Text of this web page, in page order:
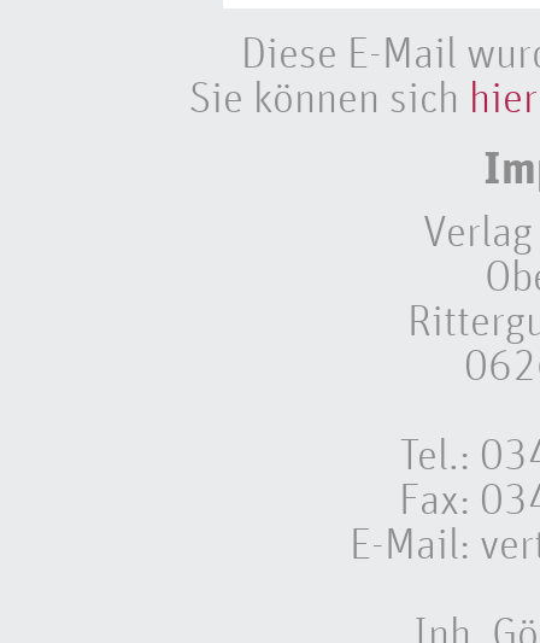
Diese E-Mail
Sie können sich hier
Tel.:
Fax:
E-Mail: